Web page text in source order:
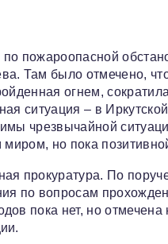
пожароопасной
Там было отмечено,
огнем,
ситуация – в
чрезвычайной
но пока
прокуратура. По
по вопросам
пока нет, но